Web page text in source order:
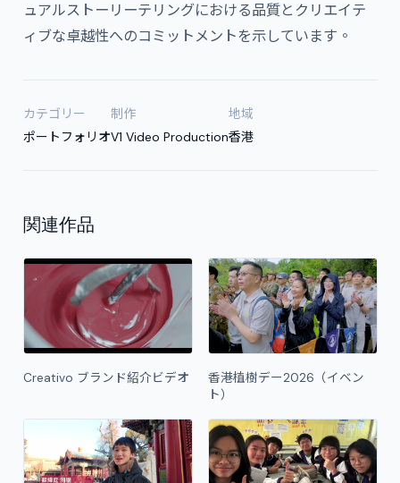
ュアルストーリーテリングにおける品質とクリエイテ
ィブな卓越性へのコミットメントを示しています。
カテゴリー
ポートフォリオ
制作
V1 Video Production
地域
香港
関連作品
Creativo ブランド紹介ビデオ
香港植樹デー2026（イベン
ト）